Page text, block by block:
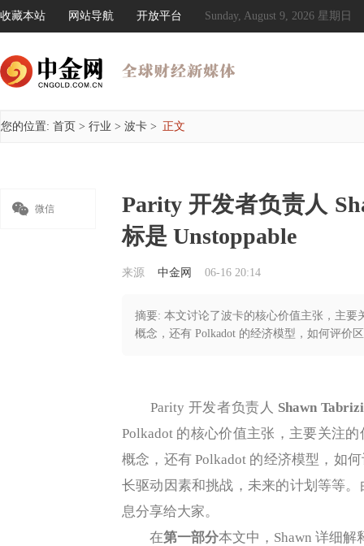
收藏本站 网站导航 开放平台 Sunday, August 9, 2026 星期日
您的位置: 首页 > 行业 > 波卡 > 正文
 微信
Parity 开发者负责人
标是 Unstoppable
来源 中金网 06-16 20:14
摘要: 本文讨论了波卡的核心价值主张，主
概念，还有 Polkadot 的经济模型，如何评价
Parity 开发者负责人 Shawn
Polkadot 的核心价值主张，主要关注
概念，还有 Polkadot 的经济模型，如
长驱动因素和挑战，未来的计划等等
息分享给大家。
在第一部分本文中，Shawn 详细解